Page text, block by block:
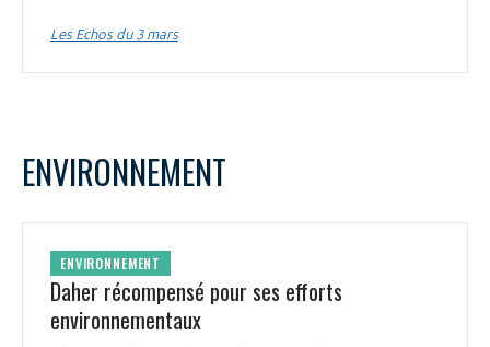
Les Echos du 3 mars
ENVIRONNEMENT
ENVIRONNEMENT
Daher récompensé pour ses efforts
environnementaux